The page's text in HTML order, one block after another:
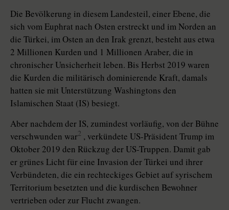
Die Bevölkerung in diesem Landesteil, einer Ebene, die
sich vom Euphrat nach Osten erstreckt und im Norden an
die Türkei, im Osten an den Irak grenzt, besteht aus etwa
2 Millionen Kurden und 1 Millionen Araber, die in
chronischer Unsicherheit leben. Bis Herbst 2019 waren
die Kurden die militärisch dominierende Kraft, damals
hatten sie mit Unterstützung Washingtons den
Islamischen Staat (IS) besiegt.
Aber nachdem der IS, zumindest vorläufig, von der Bühne
verschwunden war2 , verkündete US-Präsident Trump im
Oktober 2019 den Rückzug der US-Truppen. Damit gab
er grünes Licht für eine Invasion der Türkei und ihrer
Verbündeten, die ein rechteckiges Gebiet auf syrischem
Territorium besetzten und die kurdischen Bewohner
vertrieben oder zur Flucht zwangen.